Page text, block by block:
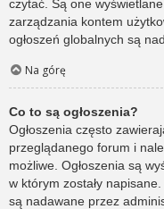
czytać. Są one
zarządzania kontem
ogłoszeń globalnych są
Na górę
Co to są ogłoszenia?
Ogłoszenia często
przeglądanego forum i
możliwe. Ogłoszenia są
w którym zostały
są nadawane przez